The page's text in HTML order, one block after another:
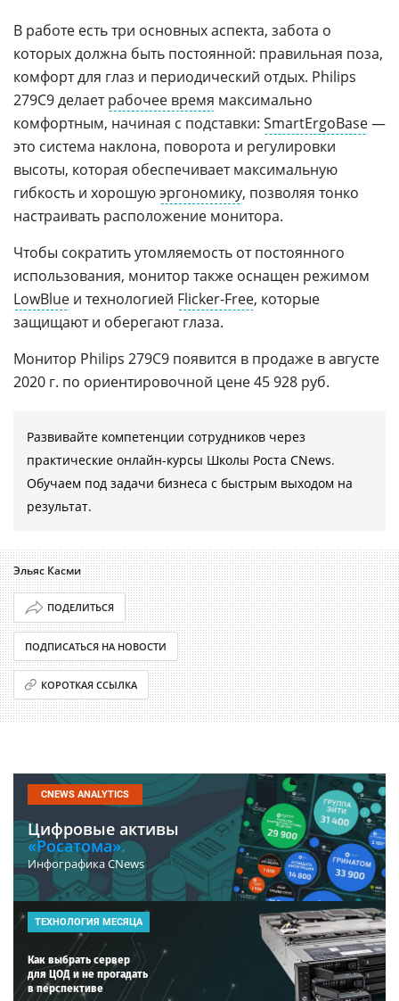
В работе есть три основных аспекта, забота о
которых должна быть постоянной: правильная поза,
комфорт для глаз и периодический отдых. Philips
279C9 делаетрабочее время максимально
комфортным, начиная с подставки: SmartErgoBase—
это система наклона, поворота и регулировки
высоты, которая обеспечивает максимальную
гибкость и хорошуюэргономику, позволяя тонко
настраивать расположение монитора.
Чтобы сократить утомляемость от постоянного
использования, монитор также оснащен режимом
LowBlue и технологией Flicker-Free, которые
защищают и оберегают глаза.
Монитор Philips 279C9 появится в продаже в августе
2020 г. по ориентировочной цене 45 928 руб.
Развивайте компетенции сотрудников через
практические онлайн-курсы Школы Роста CNews.
Обучаем под задачи бизнеса с быстрым выходом на
результат.
Эльяс Касми
ПОДЕЛИТЬСЯ
ПОДПИСАТЬСЯ НА НОВОСТИ
КОРОТКАЯ ССЫЛКА
CNEWS ANALYTICS
Цифровые активы
«Росатома».
Инфографика CNews
ТЕХНОЛОГИЯ МЕСЯЦА
Как выбрать сервер
для ЦОД и не прогадать
в перспективе